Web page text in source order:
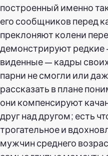
построенный именно
его сообщников перед
преклоняют колени
демонстрируют редкие
виденные — кадры
парни не смогли или
рассказать в плане
они компенсируют
друг над другом; есть
трогательное и
мужчин среднего